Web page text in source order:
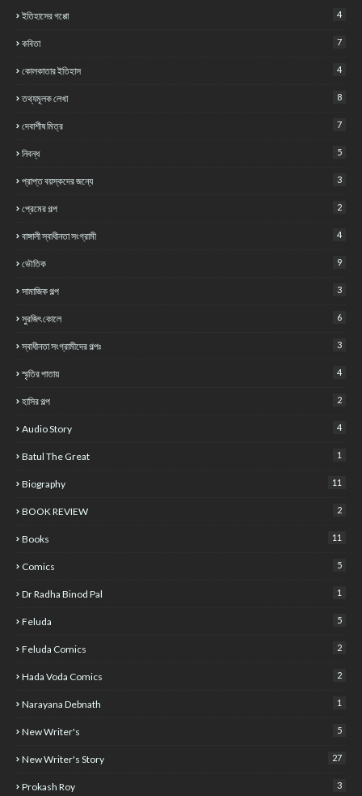
ইতিহাসের গপ্পো 4
কবিতা 7
কোলকাতার ইতিহাস 4
তথ্যমূলক লেখা 8
দেবাশীষ মিত্র 7
নিবন্ধ 5
প্রাপ্ত বয়স্কদের জন্যে 3
প্রেমের গল্প 2
বাঙ্গালী স্বাধীনতা সংগ্রামী 4
ভৌতিক 9
সামাজিক গল্প 3
সুরজিৎ কোলে 6
স্বাধীনতা সংগ্রামীদের গল্পঃ 3
স্মৃতির পাতায় 4
হাসির গল্প 2
Audio Story 4
Batul The Great 1
Biography 11
BOOK REVIEW 2
Books 11
Comics 5
Dr Radha Binod Pal 1
Feluda 5
Feluda Comics 2
Hada Voda Comics 2
Narayana Debnath 1
New Writer's 5
New Writer's Story 27
Prokash Roy 3